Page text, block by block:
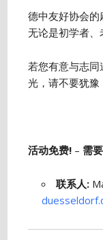
德中友好协会的
无论是初学者
若您有意与志
光，请不要犹豫
活动免费! – 需
联系人: